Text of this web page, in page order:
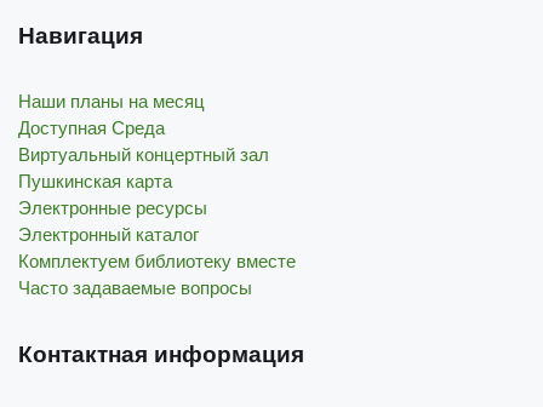
Навигация
Наши планы на месяц
Доступная Среда
Виртуальный концертный зал
Пушкинская карта
Электронные ресурсы
Электронный каталог
Комплектуем библиотеку вместе
Часто задаваемые вопросы
Контактная информация